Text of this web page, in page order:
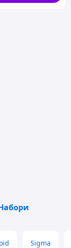
Sigma